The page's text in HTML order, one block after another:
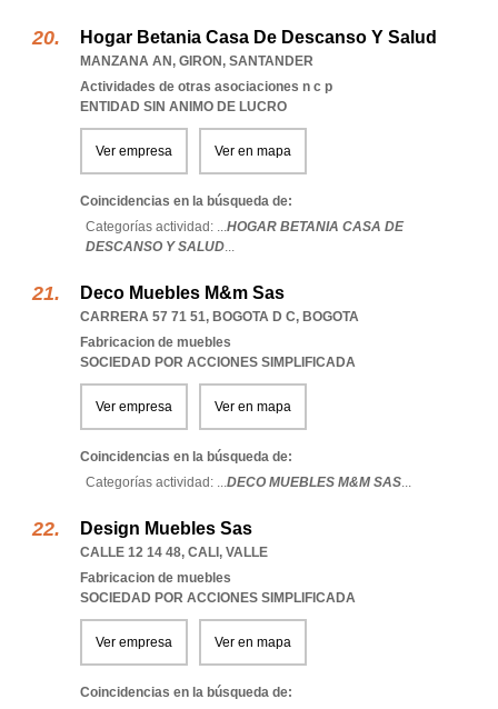
Hogar Betania Casa De Descanso Y Salud
MANZANA AN, GIRON, SANTANDER
Actividades de otras asociaciones n c p
ENTIDAD SIN ANIMO DE LUCRO
Ver empresa Ver en mapa
Coincidencias en la búsqueda de:
Categorías actividad: ...HOGAR BETANIA CASA DE
DESCANSO Y SALUD...
Deco Muebles M&m Sas
CARRERA 57 71 51, BOGOTA D C, BOGOTA
Fabricacion de muebles
SOCIEDAD POR ACCIONES SIMPLIFICADA
Ver empresa Ver en mapa
Coincidencias en la búsqueda de:
Categorías actividad: ...DECO MUEBLES M&M SAS...
Design Muebles Sas
CALLE 12 14 48, CALI , VALLE
Fabricacion de muebles
SOCIEDAD POR ACCIONES SIMPLIFICADA
Ver empresa Ver en mapa
Coincidencias en la búsqueda de: